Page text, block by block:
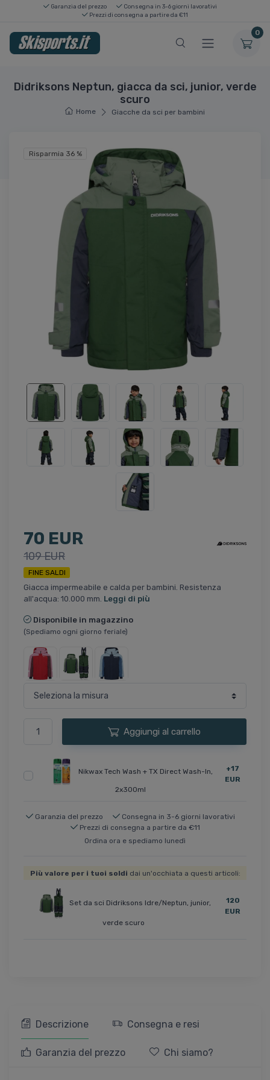
Garanzia del prezzo
Consegna in 3-6 giorni lavorativi
Prezzi di consegna a partire da €11
0
Didriksons Neptun, giacca da sci, junior, verde
scuro
Home Giacche da sci per bambini
Risparmia 36 %
70 EUR
109 EUR
FINE SALDI
Giacca impermeabile e calda per bambini. Resistenza
all'acqua: 10.000 mm. Leggi di più
Disponibile in magazzino
(Spediamo ogni giorno feriale)
Aggiungi al carrello
Nikwax Tech Wash + TX Direct Wash-In,
2x300ml
+17
EUR
Garanzia del prezzo
Consegna in 3-6 giorni lavorativi
Prezzi di consegna a partire da €11
Ordina ora e spediamo lunedì
Più valore per i tuoi soldi dai un'occhiata a questi articoli:
Set da sci Didriksons Idre/Neptun, junior,
verde scuro
120
EUR
Descrizione Consegna e resi
Garanzia del prezzo Chi siamo?